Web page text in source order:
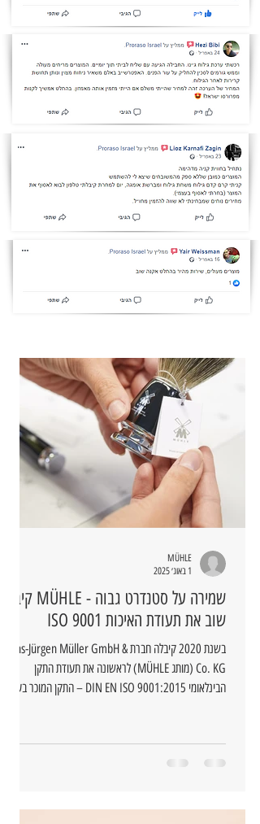
שמירה על סטנדרט גבוה - MÜHLE קיבלה
שוב את תעודת האיכות ISO 9001
בשנת 2020 קיבלה חברת Hans-Jürgen Müller GmbH &
Co. KG (מותג MÜHLE) לראשונה את תעודת התקן
הבינלאומי DIN EN ISO 9001:2015 – התקן המוכר בעולם
MÜHLE
1 באוג׳ 2025